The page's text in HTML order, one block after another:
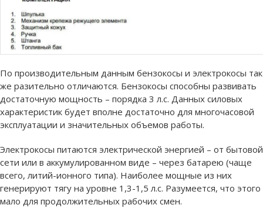
По производительным данным бензокосы и электрокосы так
же разительно отличаются. Бензокосы способны развивать
достаточную мощность – порядка 3 л.с. Данных силовых
характеристик будет вполне достаточно для многочасовой
эксплуатации и значительных объемов работы.
Электрокосы питаются электрической энергией – от бытовой
сети или в аккумулированном виде – через батарею (чаще
всего, литий-ионного типа). Наиболее мощные из них
генерируют тягу на уровне 1,3-1,5 л.с. Разумеется, что этого
мало для продолжительных рабочих смен.